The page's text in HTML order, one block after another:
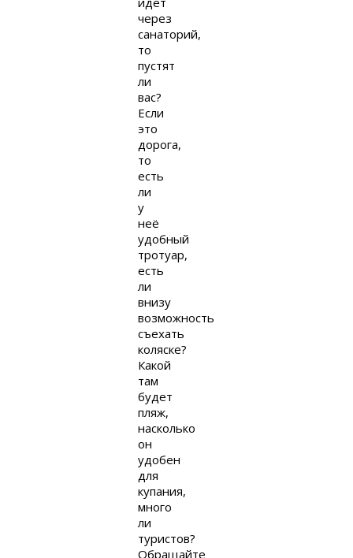
через
санаторий,
то
пустят
ли
вас?
Если
это
дорога,
то
есть
ли
у
неё
удобный
тротуар,
есть
ли
внизу
возможность
съехать
коляске?
Какой
там
будет
пляж,
насколько
он
удобен
для
купания,
много
ли
туристов?
Обращайте